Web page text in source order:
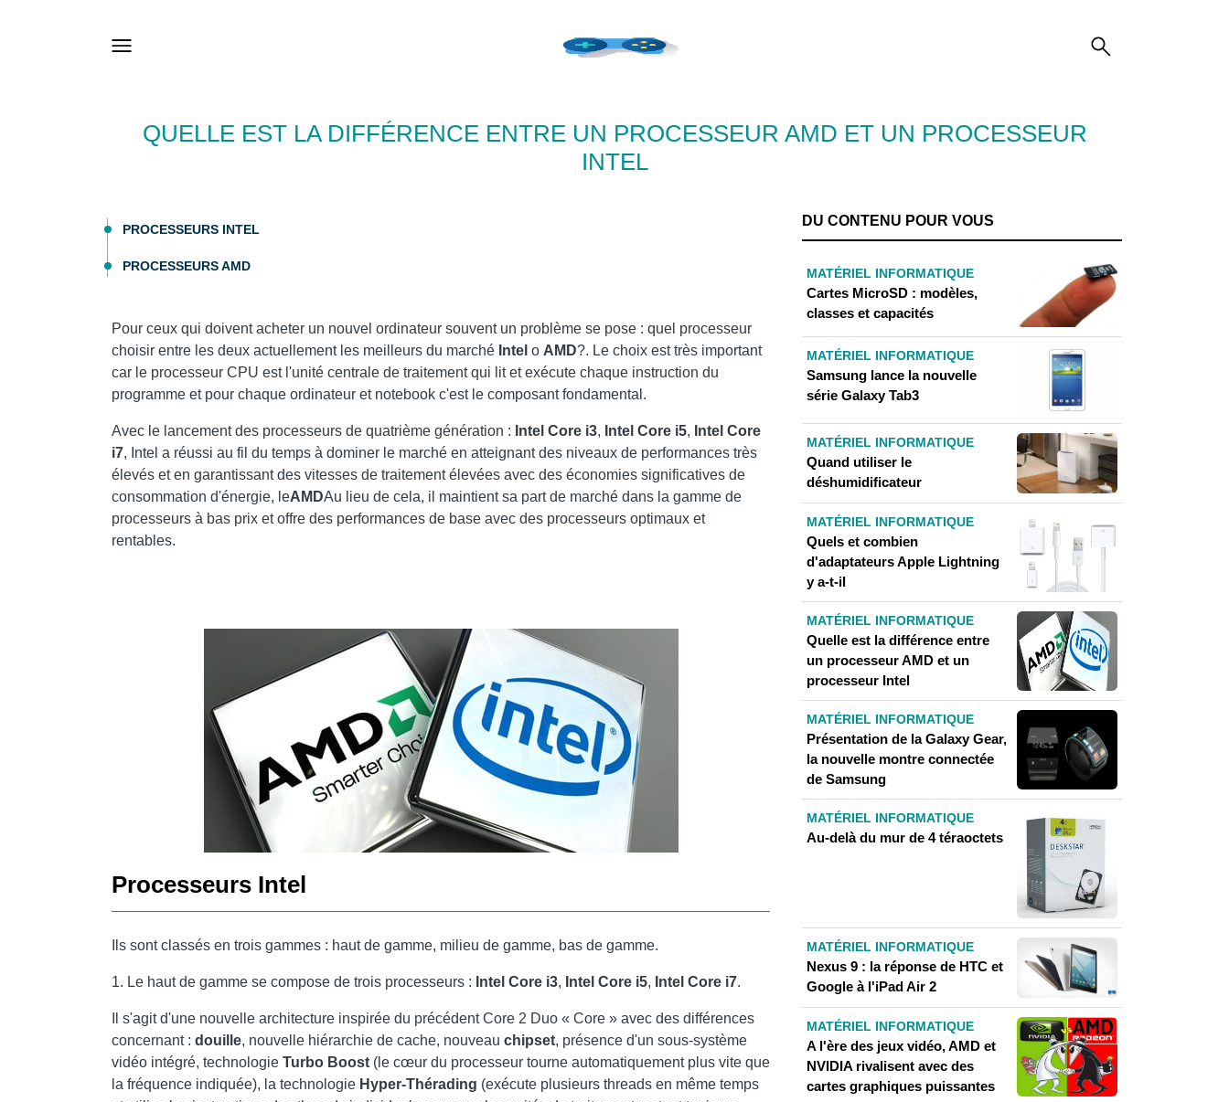
QUELLE EST LA DIFFÉRENCE ENTRE UN PROCESSEUR AMD ET UN PROCESSEUR
INTEL
PROCESSEURS INTEL
PROCESSEURS AMD
Pour ceux qui doivent acheter un nouvel ordinateur souvent un problème se pose : quel processeur
choisir entre les deux actuellement les meilleurs du marché Intel o AMD?. Le choix est très important
car le processeur CPU est l'unité centrale de traitement qui lit et exécute chaque instruction du
programme et pour chaque ordinateur et notebook c'est le composant fondamental.
Avec le lancement des processeurs de quatrième génération : Intel Core i3, Intel Core i5, Intel Core
i7, Intel a réussi au fil du temps à dominer le marché en atteignant des niveaux de performances très
élevés et en garantissant des vitesses de traitement élevées avec des économies significatives de
consommation d'énergie, leAMDAu lieu de cela, il maintient sa part de marché dans la gamme de
processeurs à bas prix et offre des performances de base avec des processeurs optimaux et
rentables.
Processeurs Intel
Ils sont classés en trois gammes : haut de gamme, milieu de gamme, bas de gamme.
1. Le haut de gamme se compose de trois processeurs : Intel Core i3, Intel Core i5, Intel Core i7.
Il s'agit d'une nouvelle architecture inspirée du précédent Core 2 Duo « Core » avec des différences
concernant : douille, nouvelle hiérarchie de cache, nouveau chipset, présence d'un sous-système
vidéo intégré, technologie Turbo Boost (le cœur du processeur tourne automatiquement plus vite que
la fréquence indiquée), la technologie Hyper-Thérading (exécute plusieurs threads en même temps
DU CONTENU POUR VOUS
MATÉRIEL INFORMATIQUE
Cartes MicroSD : modèles,
classes et capacités
MATÉRIEL INFORMATIQUE
Samsung lance la nouvelle
série Galaxy Tab3
MATÉRIEL INFORMATIQUE
Quand utiliser le
déshumidificateur
MATÉRIEL INFORMATIQUE
Quels et combien
d'adaptateurs Apple Lightning
y a-t-il
MATÉRIEL INFORMATIQUE
Quelle est la différence entre
un processeur AMD et un
processeur Intel
MATÉRIEL INFORMATIQUE
Présentation de la Galaxy Gear,
la nouvelle montre connectée
de Samsung
MATÉRIEL INFORMATIQUE
Au-delà du mur de 4 téraoctets
MATÉRIEL INFORMATIQUE
Nexus 9 : la réponse de HTC et
Google à l'iPad Air 2
MATÉRIEL INFORMATIQUE
A l'ère des jeux vidéo, AMD et
NVIDIA rivalisent avec des
cartes graphiques puissantes